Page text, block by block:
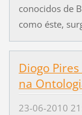
conocidos de
como éste,
Diogo
na
23-06-2010